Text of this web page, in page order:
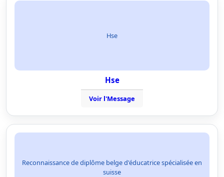
Hse
Hse
Voir l'Message
Reconnaissance de diplôme belge d'éducatrice spécialisée en
suisse